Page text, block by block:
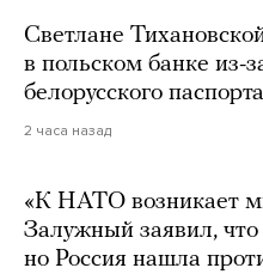
Светлане
в польском банке из-
белорусского паспорта
2 часа назад
«К НАТО возникает
Залужный заявил, что
но Россия нашла